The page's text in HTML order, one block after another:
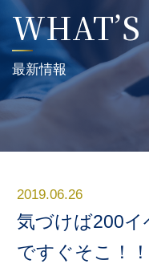
最新情報
2019.06.26
気づけば200イ
ですぐそこ！！